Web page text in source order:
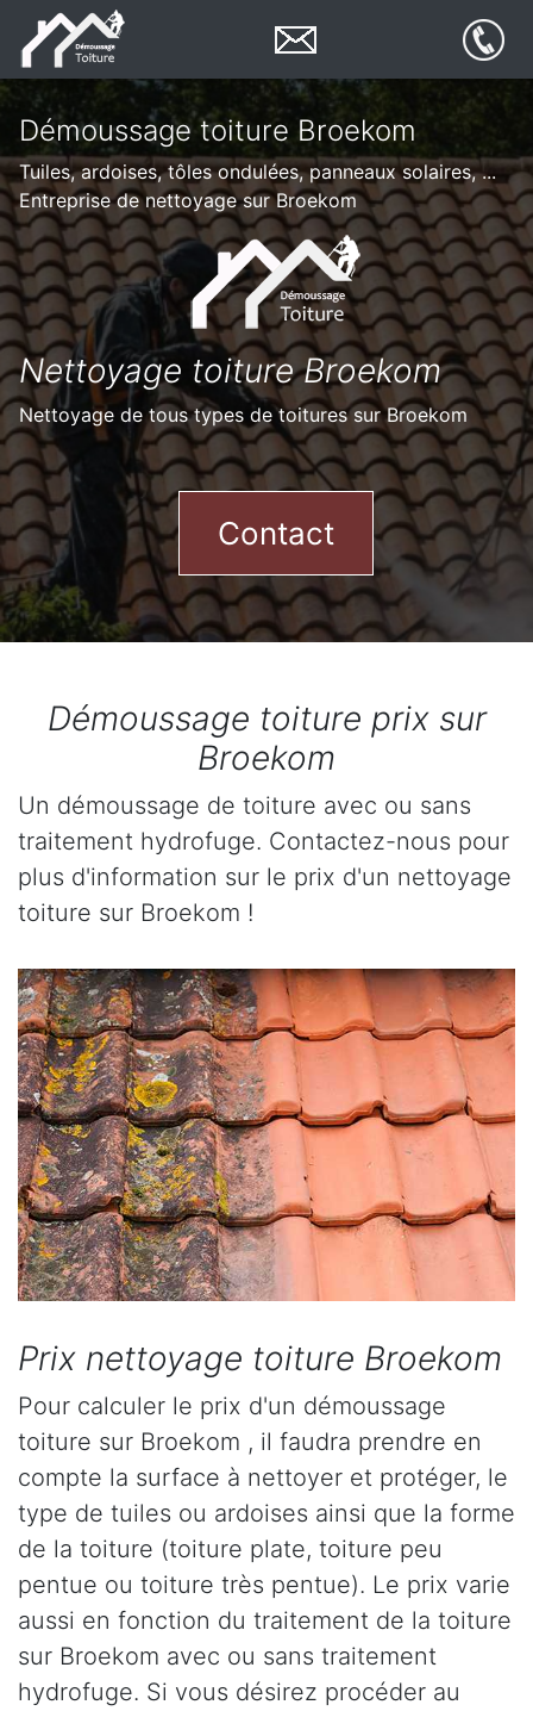
Démoussage toiture Broekom
Tuiles, ardoises, tôles ondulées, panneaux solaires, ...
Entreprise de nettoyage sur Broekom
Nettoyage toiture Broekom
Nettoyage de tous types de toitures sur Broekom
Contact
Démoussage toiture prix sur
Broekom
Un démoussage de toiture avec ou sans
traitement hydrofuge. Contactez-nous pour
plus d'information sur le prix d'un nettoyage
toiture sur Broekom !
Prix nettoyage toiture Broekom
Pour calculer le prix d'un démoussage
toiture sur Broekom , il faudra prendre en
compte la surface à nettoyer et protéger, le
type de tuiles ou ardoises ainsi que la forme
de la toiture (toiture plate, toiture peu
pentue ou toiture très pentue). Le prix varie
aussi en fonction du traitement de la toiture
sur Broekom avec ou sans traitement
hydrofuge. Si vous désirez procéder au